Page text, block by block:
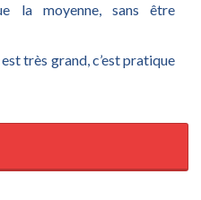
la moyenne, sans être
très grand, c’est pratique